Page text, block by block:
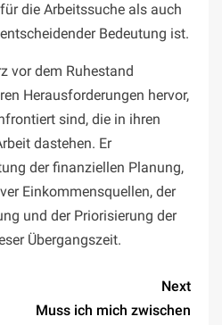
die Arbeitssuche als auch
Bedeutung ist.
vor dem Ruhestand
Herausforderungen hervor,
sind, die in ihren
dastehen. Er
der finanziellen Planung,
Einkommensquellen, der
und der Priorisierung der
Übergangszeit.
Next
Muss ich mich zwischen